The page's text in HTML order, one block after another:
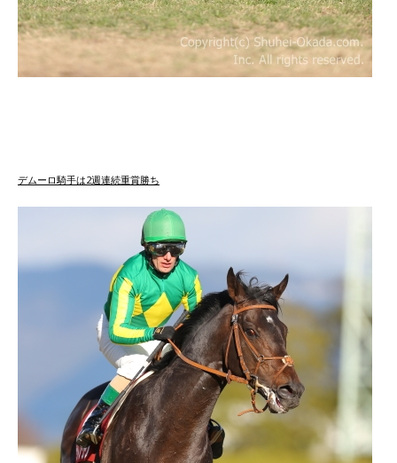
デムーロ騎手は2週連続重賞勝ち